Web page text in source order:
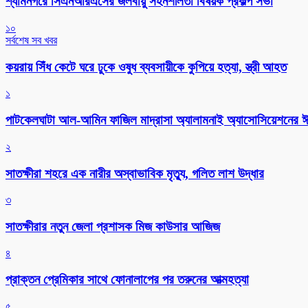
১০
সর্বশেষ সব খবর
কয়রায় সিঁধ কেটে ঘরে ঢুকে ওষুধ ব্যবসায়ীকে কুপিয়ে হত্যা, স্ত্রী আহত
১
পাটকেলঘাটা আল-আমিন ফাজিল মাদ্রাসা অ্যালামনাই অ্যাসোসিয়েশনের
২
সাতক্ষীরা শহরে এক নারীর অস্বাভাবিক মৃত্যু, গলিত লাশ উদ্ধার
৩
সাতক্ষীরার নতুন জেলা প্রশাসক মিজ কাউসার আজিজ
৪
প্রাক্তন প্রেমিকার সাথে ফোনালাপের পর তরুনের আত্মহত্যা